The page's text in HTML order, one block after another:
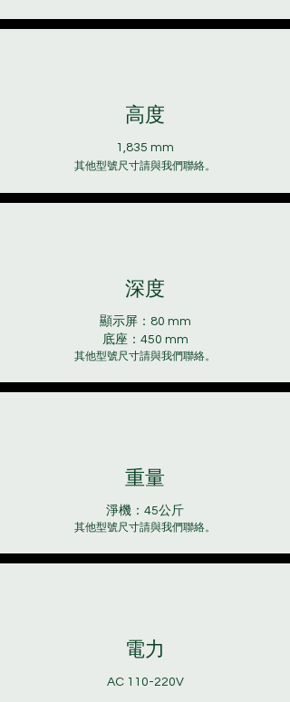
高度
1,835 mm
其他型號尺寸請與我們聯絡。
深度
顯示屏：80 mm
底座：450 mm
其他型號尺寸請與我們聯絡。
重量
淨機：45公斤
其他型號尺寸請與我們聯絡。
電力
AC 110-220V